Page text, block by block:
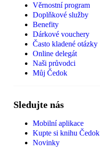
Věrnostní program
Doplňkové služby
Benefity
Dárkové vouchery
Často kladené otázky
Online delegát
Naši průvodci
Můj Čedok
Sledujte nás
Mobilní aplikace
Kupte si knihu Čedok
Novinky